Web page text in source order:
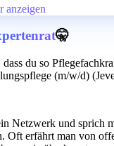
anzeigen
🤫
du so
(m/w/d)
Netzwerk und sprich
Oft erfährt man von